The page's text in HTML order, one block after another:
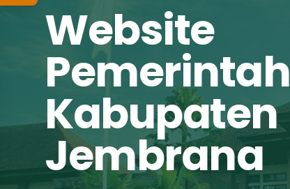
Website
Pemerintah
Kabupaten
Jembrana